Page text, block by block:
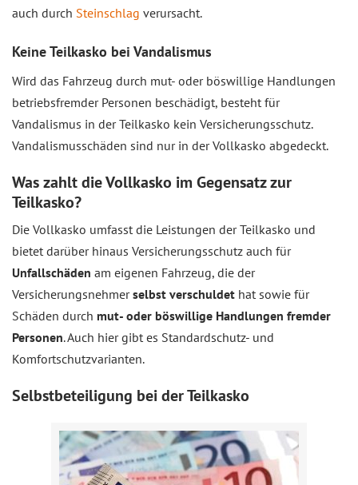
auch durch Steinschlag verursacht.
Keine Teilkasko bei Vandalismus
Wird das Fahrzeug durch mut- oder böswillige Handlungen
betriebsfremder Personen beschädigt, besteht für
Vandalismus in der Teilkasko kein Versicherungsschutz.
Vandalismusschäden sind nur in der Vollkasko abgedeckt.
Was zahlt die Vollkasko im Gegensatz zur
Teilkasko?
Die Vollkasko umfasst die Leistungen der Teilkasko und
bietet darüber hinaus Versicherungsschutz auch für
Unfallschäden am eigenen Fahrzeug, die der
Versicherungsnehmerselbst verschuldet hat sowie für
Schäden durch mut- oder böswillige Handlungen fremder
Personen. Auch hier gibt es Standardschutz- und
Komfortschutzvarianten.
Selbstbeteiligung bei der Teilkasko